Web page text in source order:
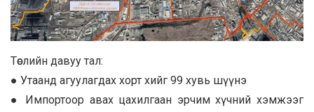
Төслийн давуу тал:
● Утаанд агуулагдах хорт хийг 99 хувь шүүнэ
● Импортоор авах цахилгаан эрчим хүчний хэмжээг